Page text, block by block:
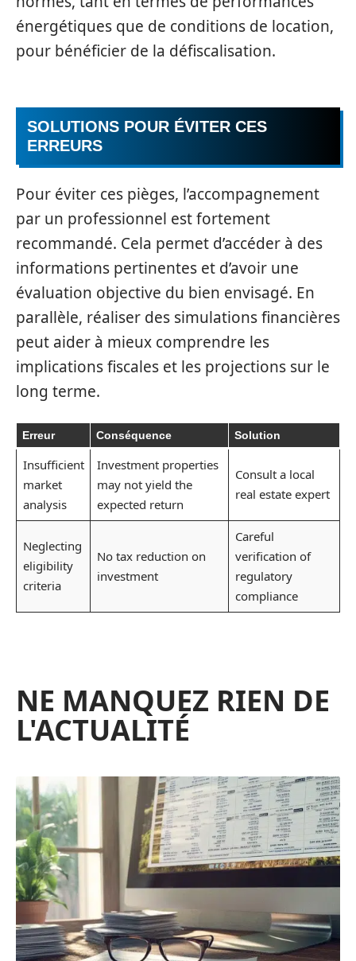
énergétiques que de conditions de location,
pour bénéficier de la défiscalisation.
SOLUTIONS POUR ÉVITER CES
ERREURS
Pour éviter ces pièges, l’accompagnement
par un professionnel est fortement
recommandé. Cela permet d’accéder à des
informations pertinentes et d’avoir une
évaluation objective du bien envisagé. En
parallèle, réaliser des simulations financières
peut aider à mieux comprendre les
implications fiscales et les projections sur le
long terme.
Erreur Conséquence Solution
Insufficient
market
analysis
Investment properties
may not yield the
expected return
Consult a local
real estate expert
Neglecting
eligibility
criteria
No tax reduction on
investment
Careful
verification of
regulatory
compliance
NE MANQUEZ RIEN DE
L'ACTUALITÉ